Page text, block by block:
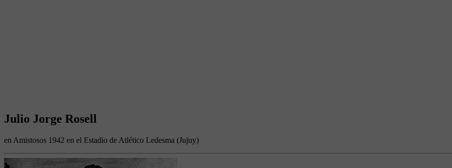
Julio Jorge Rosell
en Amistosos 1942 en el Estadio de Atlético Ledesma (Jujuy)